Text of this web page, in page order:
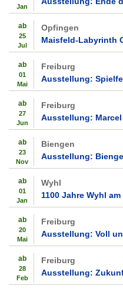
Jan
ab
25
Jul
Opfingen
Maisfeld-Labyrinth
ab
01
Mai
Freiburg
Ausstellung:
ab
27
Jun
Freiburg
Ausstellung: Marcel
ab
23
Nov
Biengen
Ausstellung:
ab
01
Jan
Wyhl
1100 Jahre Wyhl
ab
20
Mai
Freiburg
Ausstellung: Voll
ab
28
Feb
Freiburg
Ausstellung: